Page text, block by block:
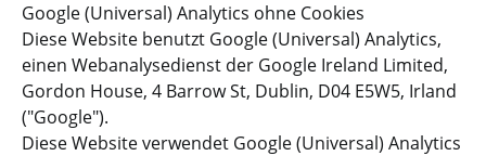
Google (Universal) Analytics ohne Cookies
Diese Website benutzt Google (Universal) Analytics,
einen Webanalysedienst der Google Ireland Limited,
Gordon House, 4 Barrow St, Dublin, D04 E5W5, Irland
("Google").
Diese Website verwendet Google (Universal) Analytics